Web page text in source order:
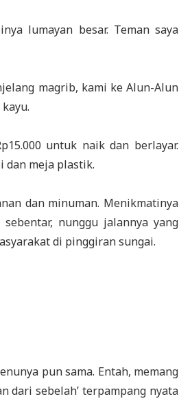
lumayan besar. Teman saya
magrib, kami ke Alun-Alun
untuk naik dan berlayar.
dan meja plastik.
dan minuman. Menikmatinya
nunggu jalannya yang
di pinggiran sungai.
pun sama. Entah, memang
dari sebelah’ terpampang nyata